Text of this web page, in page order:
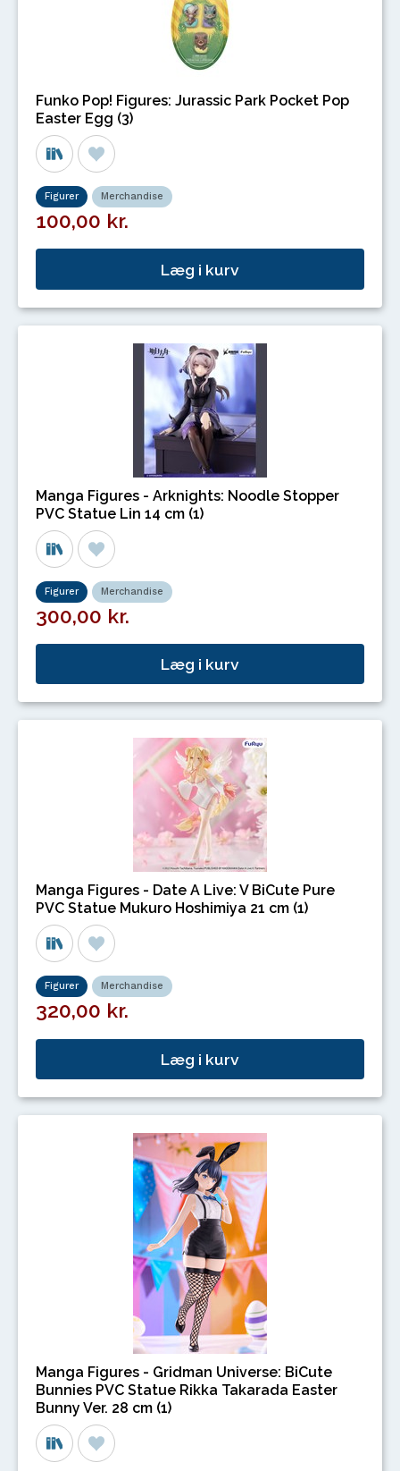
Funko Pop! Figures: Jurassic Park Pocket Pop
Easter Egg (3)
Figurer Merchandise
100,00 kr.
Læg i kurv
Manga Figures - Arknights: Noodle Stopper
PVC Statue Lin 14 cm (1)
Figurer Merchandise
300,00 kr.
Læg i kurv
Manga Figures - Date A Live: V BiCute Pure
PVC Statue Mukuro Hoshimiya 21 cm (1)
Figurer Merchandise
320,00 kr.
Læg i kurv
Manga Figures - Gridman Universe: BiCute
Bunnies PVC Statue Rikka Takarada Easter
Bunny Ver. 28 cm (1)